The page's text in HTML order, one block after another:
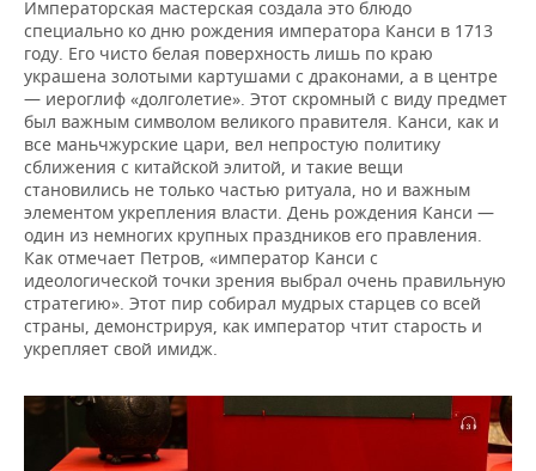
Императорская мастерская создала это блюдо
специально ко дню рождения императора Канси в 1713
году. Его чисто белая поверхность лишь по краю
украшена золотыми картушами с драконами, а в центре
— иероглиф «долголетие». Этот скромный с виду предмет
был важным символом великого правителя. Канси, как и
все маньчжурские цари, вел непростую политику
сближения с китайской элитой, и такие вещи
становились не только частью ритуала, но и важным
элементом укрепления власти. День рождения Канси —
один из немногих крупных праздников его правления.
Как отмечает Петров, «император Канси с
идеологической точки зрения выбрал очень правильную
стратегию». Этот пир собирал мудрых старцев со всей
страны, демонстрируя, как император чтит старость и
укрепляет свой имидж.